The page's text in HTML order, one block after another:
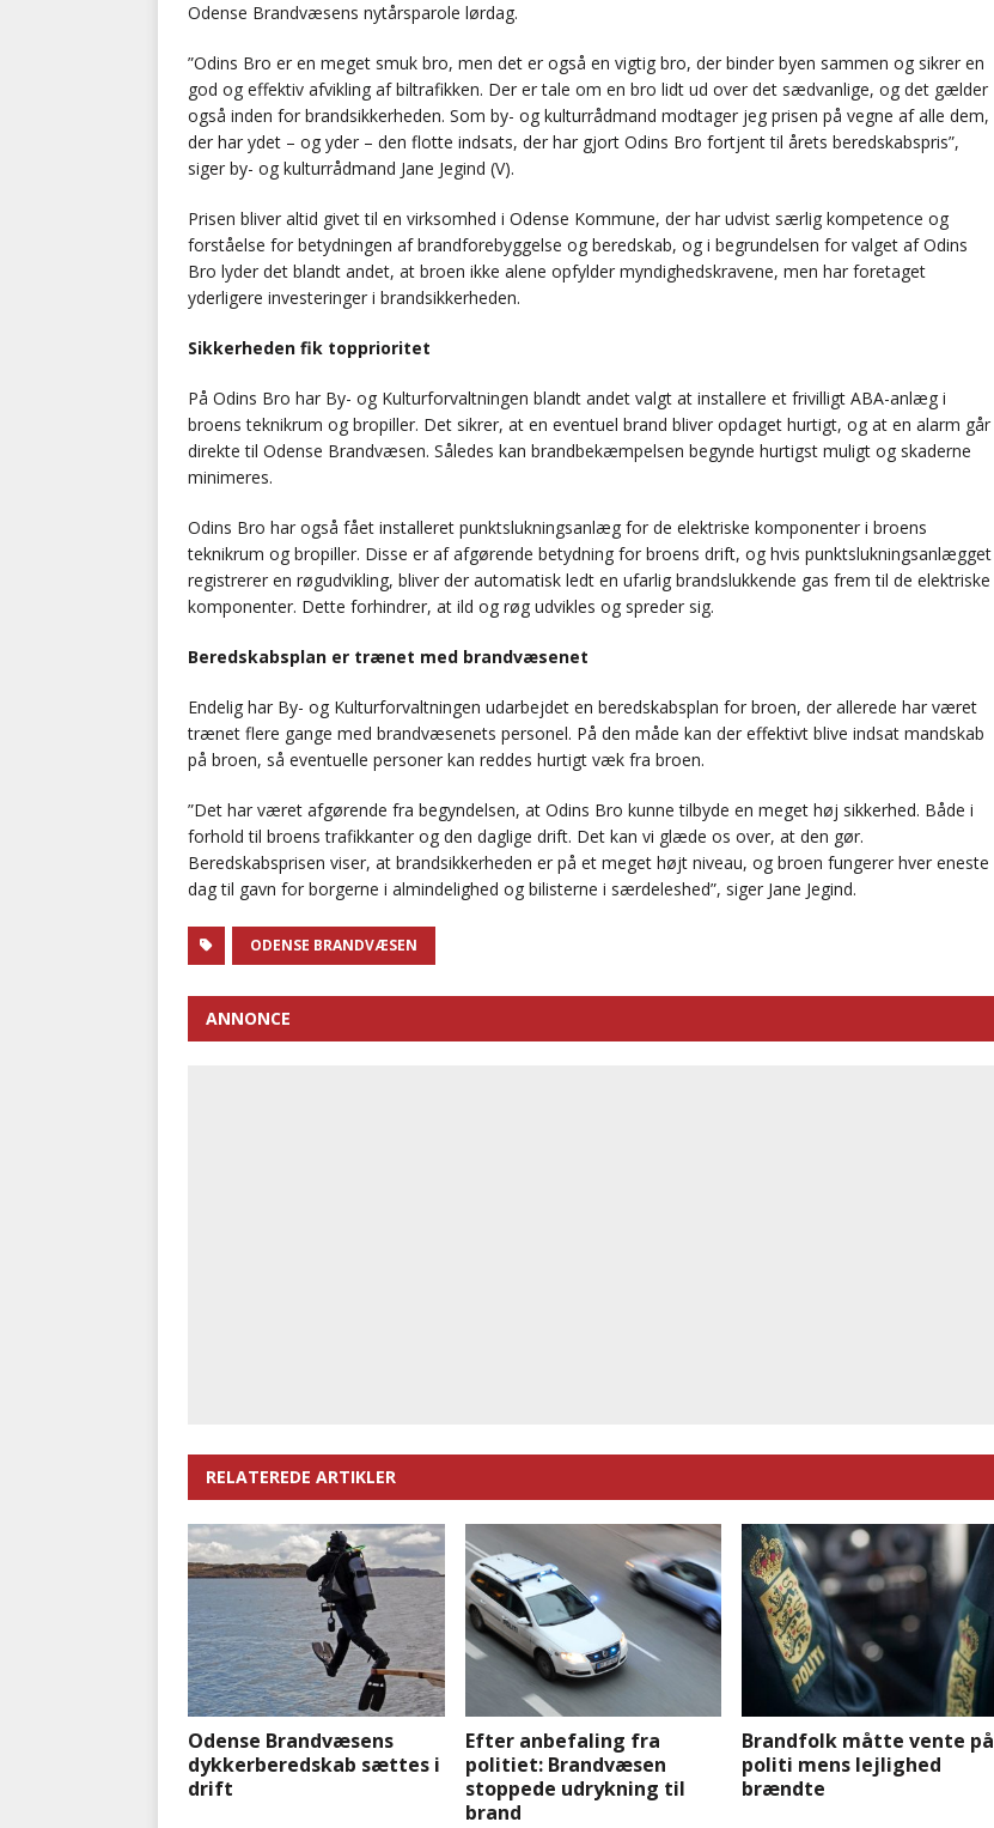
Odense Brandvæsens nytårsparole lørdag.
”Odins Bro er en meget smuk bro, men det er også en vigtig bro, der binder byen sammen og sikrer en
god og effektiv afvikling af biltrafikken. Der er tale om en bro lidt ud over det sædvanlige, og det gælder
også inden for brandsikkerheden. Som by- og kulturrådmand modtager jeg prisen på vegne af alle dem,
der har ydet – og yder – den flotte indsats, der har gjort Odins Bro fortjent til årets beredskabspris”,
siger by- og kulturrådmand Jane Jegind (V).
Prisen bliver altid givet til en virksomhed i Odense Kommune, der har udvist særlig kompetence og
forståelse for betydningen af brandforebyggelse og beredskab, og i begrundelsen for valget af Odins
Bro lyder det blandt andet, at broen ikke alene opfylder myndighedskravene, men har foretaget
yderligere investeringer i brandsikkerheden.
Sikkerheden fik topprioritet
På Odins Bro har By- og Kulturforvaltningen blandt andet valgt at installere et frivilligt ABA-anlæg i
broens teknikrum og bropiller. Det sikrer, at en eventuel brand bliver opdaget hurtigt, og at en alarm går
direkte til Odense Brandvæsen. Således kan brandbekæmpelsen begynde hurtigst muligt og skaderne
minimeres.
Odins Bro har også fået installeret punktslukningsanlæg for de elektriske komponenter i broens
teknikrum og bropiller. Disse er af afgørende betydning for broens drift, og hvis punktslukningsanlægget
registrerer en røgudvikling, bliver der automatisk ledt en ufarlig brandslukkende gas frem til de elektriske
komponenter. Dette forhindrer, at ild og røg udvikles og spreder sig.
Beredskabsplan er trænet med brandvæsenet
Endelig har By- og Kulturforvaltningen udarbejdet en beredskabsplan for broen, der allerede har været
trænet flere gange med brandvæsenets personel. På den måde kan der effektivt blive indsat mandskab
på broen, så eventuelle personer kan reddes hurtigt væk fra broen.
”Det har været afgørende fra begyndelsen, at Odins Bro kunne tilbyde en meget høj sikkerhed. Både i
forhold til broens trafikkanter og den daglige drift. Det kan vi glæde os over, at den gør.
Beredskabsprisen viser, at brandsikkerheden er på et meget højt niveau, og broen fungerer hver eneste
dag til gavn for borgerne i almindelighed og bilisterne i særdeleshed”, siger Jane Jegind.
ODENSE BRANDVÆSEN
ANNONCE
RELATEREDE ARTIKLER
Odense Brandvæsens
dykkerberedskab sættes i
drift
Efter anbefaling fra
politiet: Brandvæsen
stoppede udrykning til
brand
Brandfolk måtte vente på
politi mens lejlighed
brændte